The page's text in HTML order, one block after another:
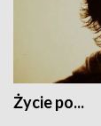
Życie po...